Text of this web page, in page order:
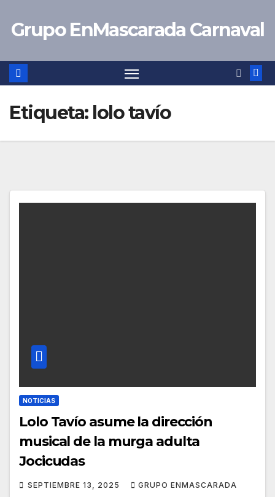
Grupo EnMascarada Carnaval
Etiqueta: lolo tavío
NOTICIAS
Lolo Tavío asume la dirección
musical de la murga adulta
Jocicudas
SEPTIEMBRE 13, 2025 GRUPO ENMASCARADA